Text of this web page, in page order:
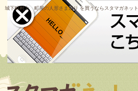
城下町村上 町屋の人形さま巡り を買うならスタマガネット